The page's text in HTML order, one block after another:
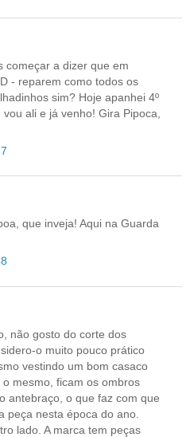
começar a dizer que em
- reparem como todos os
sim? Hoje apanhei 4º
ali e já venho! Gira Pipoca,
que inveja! Aqui na Guarda
não gosto do corte dos
o muito pouco prático
vestindo um bom casaco
mesmo, ficam os ombros
antebraço, o que faz com que
peça nesta época do ano.
lado. A marca tem peças